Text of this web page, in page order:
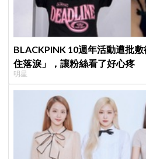
BLACKPINK 10週年活動遭批
住落淚」，讓粉絲看了好心疼
明星